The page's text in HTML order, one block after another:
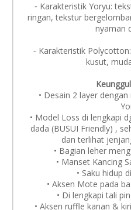
⁃ Karakteristik Yoryu:
ringan, tekstur
nyaman
⁃ Karakteristik
kusut,
• Desain 2 layer
• Model Loss di lengkapi
dada (BUSUI Friendly) ,
dan terlihat
• Bagian leher
• Manset Kancing
• Saku hidup
• Aksen Mote pada
• Di lengkapi tali
• Aksen ruffle kanan &